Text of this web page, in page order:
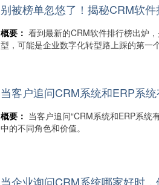
别被榜单忽悠了！揭秘CRM软
概要： 看到最新的CRM软件排行榜出炉
型，可能是企业数字化转型路上踩的第一
当客户追问CRM系统和ERP系
概要： 当客户追问“CRM系统和ERP系统
中的不同角色和价值。
当企业询问CRM系统哪家好时